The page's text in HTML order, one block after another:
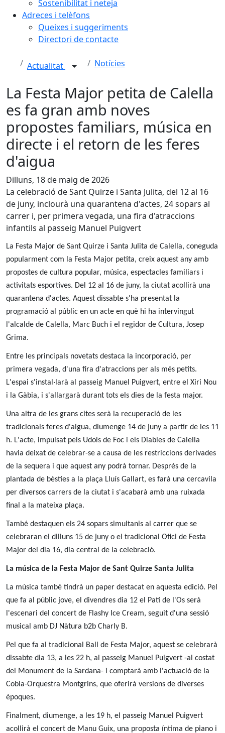
Sostenibilitat i neteja
Adreces i telèfons
Queixes i suggeriments
Directori de contacte
Actualitat Notícies
La Festa Major petita de Calella
es fa gran amb noves
propostes familiars, música en
directe i el retorn de les feres
d'aigua
Dilluns, 18 de maig de 2026
La celebració de Sant Quirze i Santa Julita, del 12 al 16
de juny, inclourà una quarantena d'actes, 24 sopars al
carrer i, per primera vegada, una fira d'atraccions
infantils al passeig Manuel Puigvert
La Festa Major de Sant Quirze i Santa Julita de Calella, coneguda
popularment com la Festa Major petita, creix aquest any amb
propostes de cultura popular, música, espectacles familiars i
activitats esportives. Del 12 al 16 de juny, la ciutat acollirà una
quarantena d'actes. Aquest dissabte s'ha presentat la
programació al públic en un acte en què hi ha intervingut
l'alcalde de Calella, Marc Buch i el regidor de Cultura, Josep
Grima.
Entre les principals novetats destaca la incorporació, per
primera vegada, d'una fira d'atraccions per als més petits.
L'espai s'instal·larà al passeig Manuel Puigvert, entre el Xiri Nou
i la Gàbia, i s'allargarà durant tots els dies de la festa major.
Una altra de les grans cites serà la recuperació de les
tradicionals feres d'aigua, diumenge 14 de juny a partir de les 11
h. L'acte, impulsat pels Udols de Foc i els Diables de Calella
havia deixat de celebrar-se a causa de les restriccions derivades
de la sequera i que aquest any podrà tornar. Després de la
plantada de bèsties a la plaça Lluís Gallart, es farà una cercavila
per diversos carrers de la ciutat i s'acabarà amb una ruixada
final a la mateixa plaça.
També destaquen els 24 sopars simultanis al carrer que se
celebraran el dilluns 15 de juny o el tradicional Ofici de Festa
Major del dia 16, dia central de la celebració.
La música de la Festa Major de Sant Quirze Santa Julita
La música també tindrà un paper destacat en aquesta edició. Pel
que fa al públic jove, el divendres dia 12 el Pati de l'Os serà
l'escenari del concert de Flashy Ice Cream, seguit d'una sessió
musical amb DJ Nàtura b2b Charly B.
Pel que fa al tradicional Ball de Festa Major, aquest se celebrarà
dissabte dia 13, a les 22 h, al passeig Manuel Puigvert -al costat
del Monument de la Sardana- i comptarà amb l'actuació de la
Cobla-Orquestra Montgrins, que oferirà versions de diverses
èpoques.
Finalment, diumenge, a les 19 h, el passeig Manuel Puigvert
acollirà el concert de Manu Guix, una proposta íntima de piano i